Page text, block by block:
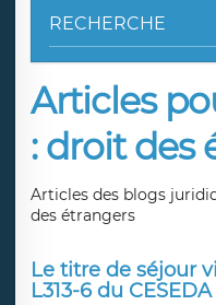
Articles
: droit des
Articles des blogs
des étrangers
Le titre de séjour
L313-6 du CESEDA